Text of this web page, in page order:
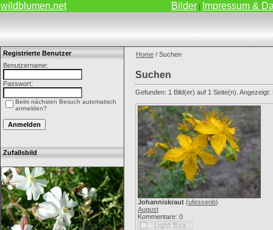
wildblumen.net Bilder | Impressum &
Registrierte Benutzer
Benutzername:
Passwort:
Beim nächsten Besuch automatisch
anmelden?
Zufallsbild
Home / Suchen
Suchen
Gefunden: 1 Bild(er) auf 1 Seite(n). Angezeigt:
Johanniskraut (ufessenb)
August
Kommentare: 0